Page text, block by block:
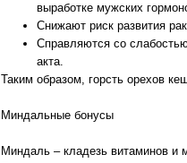
выработке мужских
Снижают риск развития
Справляются со
акта.
Таким образом, горсть орехов
Миндальные бонусы
Миндаль – кладезь витаминов